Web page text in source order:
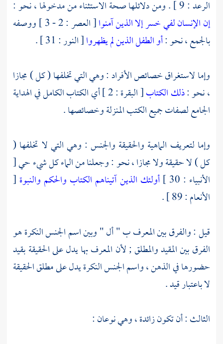
الرعد : 9 ] . ومن دلائلها صحة الاستثناء من مدخولها ، نحو :
إن الإنسان لفي خسرإلا الذين آمنوا
[ العصر : 2 - 3 ] ووصفه
بالجمع ، نحو :أو الطفل الذين لم يظهروا[ النور : 31 ] .
وإما لاستغراق خصائص الأفراد : وهي التي تخلفها ( كل ) مجازا
، نحو :ذلك الكتاب
[ البقرة : 2 ] أي الكتاب الكامل في الهداية
الجامع لصفات جميع الكتب المنزلة وخصائصها .
وإما لتعريف الماهية والحقيقة والجنس : وهي التي لا تخلفها (
كل ) لا حقيقة ولا مجازا ، نحو : وجعلنا من الماء كل شيء حي [
الأنبياء : 30 ]
أولئك الذين آتيناهم الكتاب والحكم والنبوة [
الأنعام : 89 ] .
قيل : والفرق بين المعرف ب " أل " وبين اسم الجنس النكرة هو
الفرق بين المقيد والمطلق ; لأن المعرف بها يدل على الحقيقة بقيد
حضورها في الذهن ، واسم الجنس النكرة يدل على مطلق الحقيقة
لا باعتبار قيد .
الثالث : أن تكون زائدة ، وهي نوعان :